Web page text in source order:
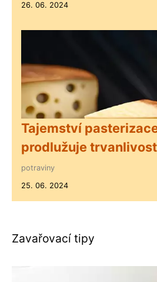
26. 06. 2024
Tajemství
prodlužuje
potraviny
25. 06. 2024
Zavařovací tipy